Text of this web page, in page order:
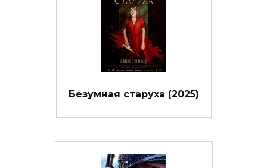
Безумная старуха (2025)